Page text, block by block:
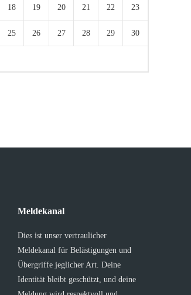
18 19 20 21 22 23
25 26 27 28 29 30
Meldekanal
Dies ist unser vertraulicher
Meldekanal für Belästigungen und
Übergriffe jeglicher Art. Deine
Identität bleibt geschützt, und deine